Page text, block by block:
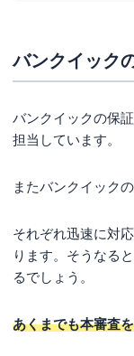
バンクイック
バンクイックの保
担当しています。
またバンクイック
それぞれ迅速に対
ります。そうなる
るでしょう。
あくまでも本審査